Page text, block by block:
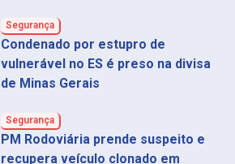
Segurança
Condenado por estupro de
vulnerável no ES é preso na divisa
de Minas Gerais
Segurança
PM Rodoviária prende suspeito e
recupera veículo clonado em